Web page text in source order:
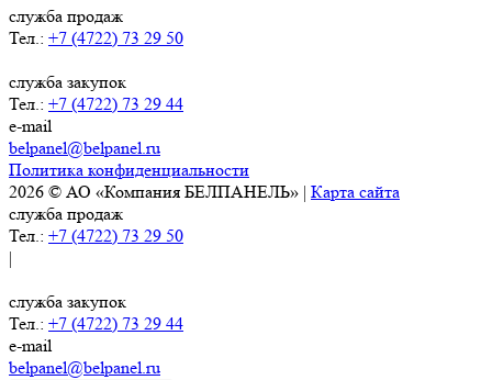
служба продаж
Тел.: +7 (4722) 73 29 50
служба закупок
Тел.: +7 (4722) 73 29 44
e-mail
belpanel@belpanel.ru
Политика конфиденциальности
2026 © АО «Компания БЕЛПАНЕЛЬ» | Карта сайта
служба продаж
Тел.: +7 (4722) 73 29 50
|
служба закупок
Тел.: +7 (4722) 73 29 44
e-mail
belpanel@belpanel.ru